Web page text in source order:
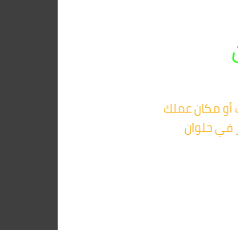
أو مكان عملك
في حلوان